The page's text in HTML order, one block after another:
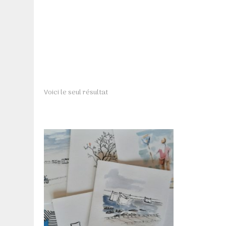
Voici le seul résultat